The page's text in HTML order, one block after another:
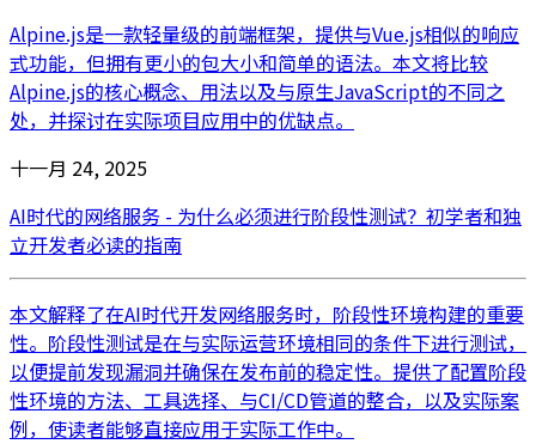
Alpine.js是一款轻量级的前端框架，提供与Vue.js相似的响应
式功能，但拥有更小的包大小和简单的语法。本文将比较
Alpine.js的核心概念、用法以及与原生JavaScript的不同之
处，并探讨在实际项目应用中的优缺点。
十一月 24, 2025
AI时代的网络服务 - 为什么必须进行阶段性测试？初学者和独
立开发者必读的指南
本文解释了在AI时代开发网络服务时，阶段性环境构建的重要
性。阶段性测试是在与实际运营环境相同的条件下进行测试，
以便提前发现漏洞并确保在发布前的稳定性。提供了配置阶段
性环境的方法、工具选择、与CI/CD管道的整合，以及实际案
例，使读者能够直接应用于实际工作中。